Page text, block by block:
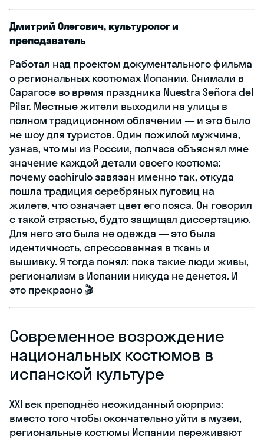
Дмитрий Олегович, культуролог и
преподаватель
Работал над проектом документального фильма
о региональных костюмах Испании. Снимали в
Сарагосе во время праздника Nuestra Señora del
Pilar. Местные жители выходили на улицы в
полном традиционном облачении — и это было
не шоу для туристов. Один пожилой мужчина,
узнав, что мы из России, полчаса объяснял мне
значение каждой детали своего костюма:
почему cachirulo завязан именно так, откуда
пошла традиция серебряных пуговиц на
жилете, что означает цвет его пояса. Он говорил
с такой страстью, будто защищал диссертацию.
Для него это была не одежда — это была
идентичность, спрессованная в ткань и
вышивку. Я тогда понял: пока такие люди живы,
регионализм в Испании никуда не денется. И
это прекрасно 🎬
Современное возрождение
национальных костюмов в
испанской культуре
XXI век преподнёс неожиданный сюрприз:
вместо того чтобы окончательно уйти в музеи,
региональные костюмы Испании переживают